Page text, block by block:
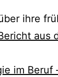
ihre
aus
im Beruf